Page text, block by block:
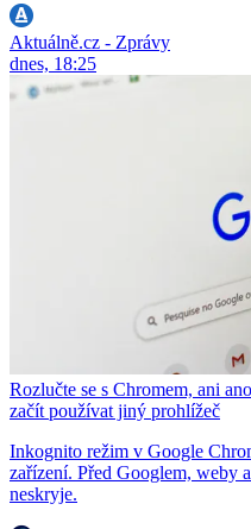
Aktuálně.cz - Zprávy
dnes, 18:25
Rozlučte se s Chromem, ani
začít používat jiný prohlížeč
Inkognito režim v Google
zařízení. Před Googlem, weby
neskryje.